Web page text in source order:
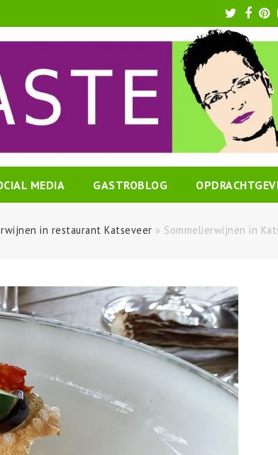
Twitter
MEDIA GASTROBLOG
in restaurant Katseveer » Sommelierwijnen in